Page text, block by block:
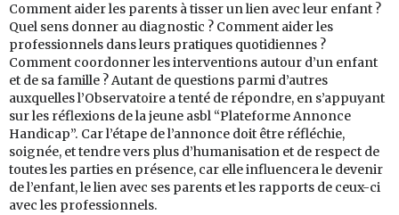
Comment aider les parents à tisser un lien avec leur enfant ?
Quel sens donner au diagnostic ? Comment aider les
professionnels dans leurs pratiques quotidiennes ?
Comment coordonner les interventions autour d’un enfant
et de sa famille ? Autant de questions parmi d’autres
auxquelles l’Observatoire a tenté de répondre, en s’appuyant
sur les réflexions de la jeune asbl “Plateforme Annonce
Handicap”. Car l’étape de l’annonce doit être réfléchie,
soignée, et tendre vers plus d’humanisation et de respect de
toutes les parties en présence, car elle influencera le devenir
de l’enfant, le lien avec ses parents et les rapports de ceux-ci
avec les professionnels.